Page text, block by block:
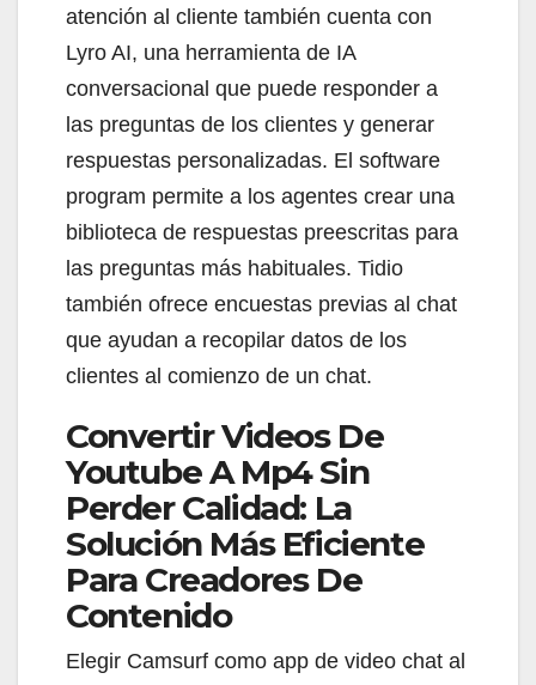
atención al cliente también cuenta con
Lyro AI, una herramienta de IA
conversacional que puede responder a
las preguntas de los clientes y generar
respuestas personalizadas. El software
program permite a los agentes crear una
biblioteca de respuestas preescritas para
las preguntas más habituales. Tidio
también ofrece encuestas previas al chat
que ayudan a recopilar datos de los
clientes al comienzo de un chat.
Convertir Videos De
Youtube A Mp4 Sin
Perder Calidad: La
Solución Más Eficiente
Para Creadores De
Contenido
Elegir Camsurf como app de video chat al